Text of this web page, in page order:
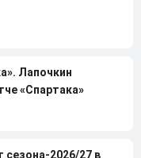
Лапочкин
«Спартака»
2026/27 в